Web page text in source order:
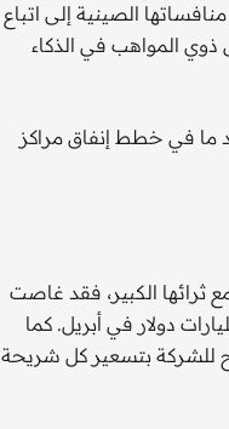
الصينية إلى اتباع
ذوي المواهب في الذكاء
ما في خطط إنفاق مراكز
ثرائها الكبير، فقد غاصت
هذا العام أيضاً في أسواق الديون. باعت "ألفابت"، مالكة "جوجل" سندات بقيمة 5 مليارات دولار في أبريل. كما
باليورو جذب طلباً يزيد عن 29 مليار يورو وسمح للشركة بتسعير كل شريحة